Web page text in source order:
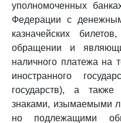
уполномоченных
Федерации с
казначейских
обращении и
наличного платежа на
иностранного
государств), а
знаками, изымаемыми
но подлежащими